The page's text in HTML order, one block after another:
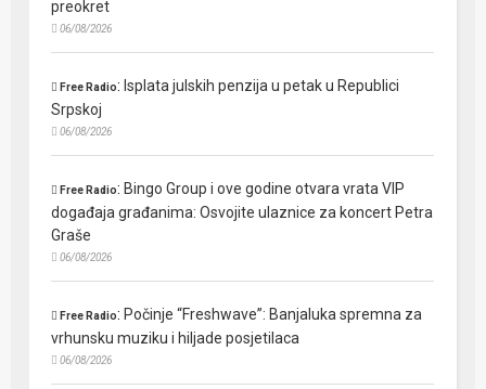
preokret
06/08/2026
Free Radio: Isplata julskih penzija u petak u Republici
Srpskoj
06/08/2026
Free Radio: Bingo Group i ove godine otvara vrata VIP
događaja građanima: Osvojite ulaznice za koncert Petra
Graše
06/08/2026
Free Radio: Počinje “Freshwave”: Banjaluka spremna za
vrhunsku muziku i hiljade posjetilaca
06/08/2026